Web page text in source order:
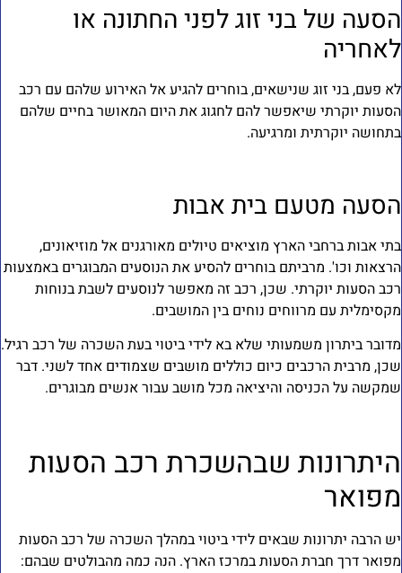
של בני זוג לפני החתונה או
פעם, בני זוג שנישאים, בוחרים להגיע אל האירוע שלהם עם רכב
יוקרתי שיאפשר להם לחגוג את היום המאושר בחיים שלהם
יוקרתית ומרגיעה.
מטעם בית אבות
אבות ברחבי הארץ מוציאים טיולים מאורגנים אל מוזיאונים,
וכו'. מרביתם בוחרים להסיע את הנוסעים המבוגרים באמצעות
הסעות יוקרתי. שכן, רכב זה מאפשר לנוסעים לשבת בנוחות
עם מרווחים נוחים בין המושבים.
ביתרון משמעותי שלא בא לידי ביטוי בעת השכרה של רכב רגיל.
מרבית הרכבים כיום כוללים מושבים שצמודים אחד לשני. דבר
על הכניסה והיציאה מכל מושב עבור אנשים מבוגרים.
שבהשכרת רכב הסעות
הרבה יתרונות שבאים לידי ביטוי במהלך השכרה של רכב הסעות
דרך חברת הסעות במרכז הארץ. הנה כמה מהבולטים שבהם: